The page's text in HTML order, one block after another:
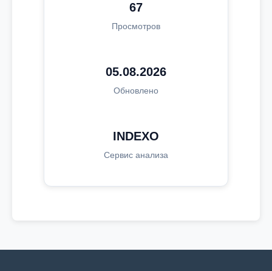
67
Просмотров
05.08.2026
Обновлено
INDEXO
Сервис анализа